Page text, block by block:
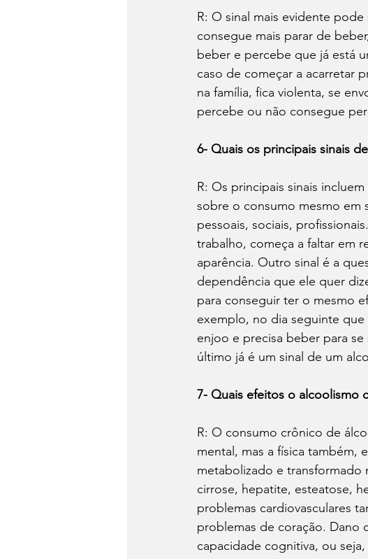
R: O sinal mais evidente
consegue mais parar de
beber e percebe que já está
caso de começar a acarretar
na família, fica violenta, se
percebe ou não consegue
6- Quais os principais sinais
R: Os principais sinais
sobre o consumo mesmo em
pessoais, sociais,
trabalho, começa a faltar em
aparência. Outro sinal é a
dependência que ele quer
para conseguir ter o mesmo
exemplo, no dia seguinte
enjoo e precisa beber para
último já é um sinal de um
7- Quais efeitos o alcoolismo
R: O consumo crônico de
mental, mas a física também,
metabolizado e transformado
cirrose, hepatite, esteatose,
problemas cardiovasculares
problemas de coração. Dano
capacidade cognitiva, ou